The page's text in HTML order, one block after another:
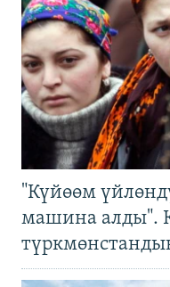
"Күйөөм
машина алды".